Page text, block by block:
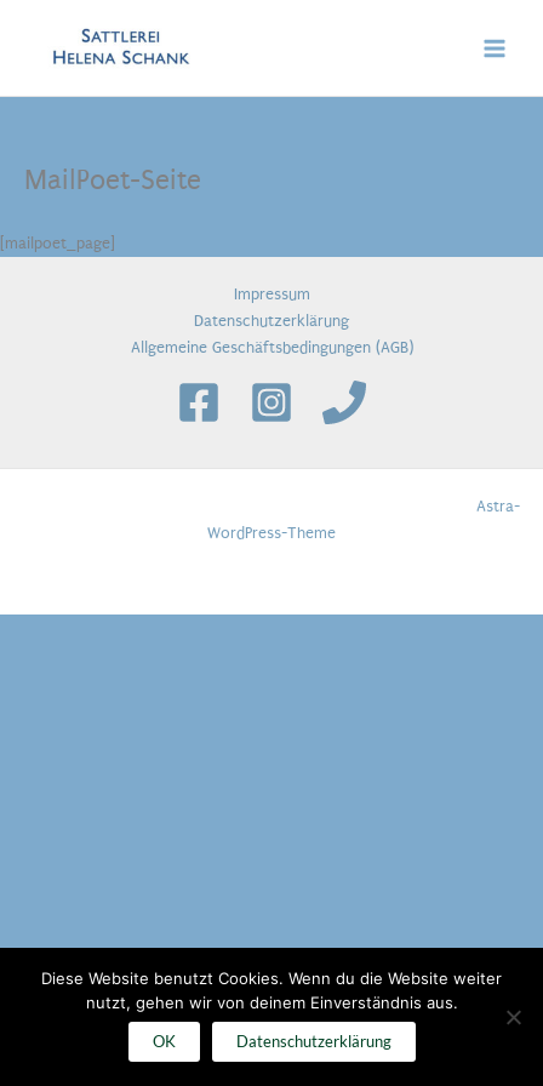
springen
MailPoet-Seite
[mailpoet_page]
Impressum
Datenschutzerklärung
Allgemeine Geschäftsbedingungen (AGB)
Astra-
WordPress-Theme
Diese Website benutzt Cookies. Wenn du die Website weiter
nutzt, gehen wir von deinem Einverständnis aus.
OK
Datenschutzerklärung